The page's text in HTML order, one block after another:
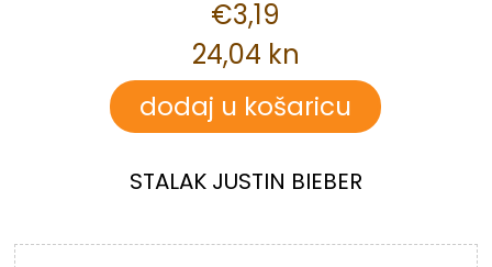
€3,19
24,04 kn
STALAK JUSTIN BIEBER